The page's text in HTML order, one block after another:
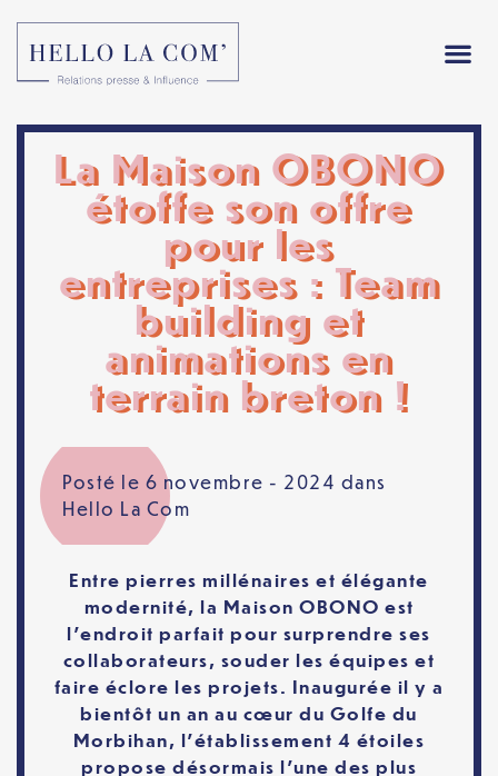
La Maison OBONO
étoffe son offre
pour les
entreprises : Team
building et
animations en
terrain breton !
Posté le 6 novembre - 2024 dans
Hello La Com
Entre pierres millénaires et élégante
modernité, la Maison OBONO est
l’endroit parfait pour surprendre ses
collaborateurs, souder les équipes et
faire éclore les projets. Inaugurée il y a
bientôt un an au cœur du Golfe du
Morbihan, l’établissement 4 étoiles
propose désormais l’une des plus